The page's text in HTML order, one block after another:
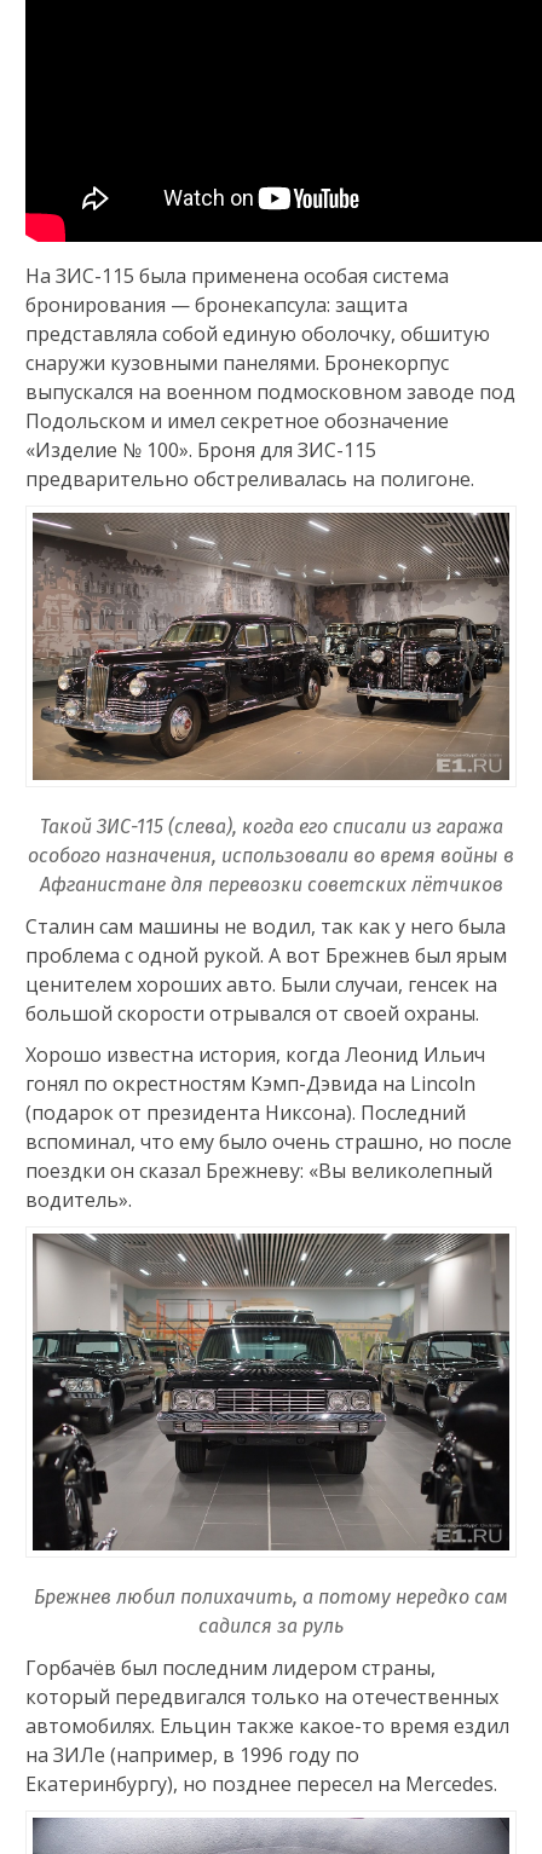
На ЗИС-115 была применена особая система
бронирования — бронекапсула: защита
представляла собой единую оболочку, обшитую
снаружи кузовными панелями. Бронекорпус
выпускался на военном подмосковном заводе под
Подольском и имел секретное обозначение
«Изделие № 100». Броня для ЗИС-115
предварительно обстреливалась на полигоне.
Такой ЗИС-115 (слева), когда его списали из гаража
особого назначения, использовали во время войны в
Афганистане для перевозки советских лётчиков
Сталин сам машины не водил, так как у него была
проблема с одной рукой. А вот Брежнев был ярым
ценителем хороших авто. Были случаи, генсек на
большой скорости отрывался от своей охраны.
Хорошо известна история, когда Леонид Ильич
гонял по окрестностям Кэмп-Дэвида на Lincoln
(подарок от президента Никсона). Последний
вспоминал, что ему было очень страшно, но после
поездки он сказал Брежневу: «Вы великолепный
водитель».
Брежнев любил полихачить, а потому нередко сам
садился за руль
Горбачёв был последним лидером страны,
который передвигался только на отечественных
автомобилях. Ельцин также какое-то время ездил
на ЗИЛе (например, в 1996 году по
Екатеринбургу), но позднее пересел на Mercedes.